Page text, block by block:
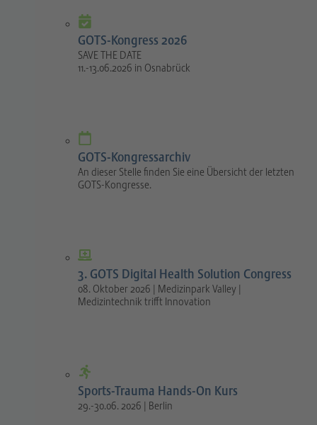
GOTS-Kongress 2026
SAVE THE DATE
11.-13.06.2026 in Osnabrück
GOTS-Kongressarchiv
An dieser Stelle finden Sie eine Übersicht der letzten
GOTS-Kongresse.
3. GOTS Digital Health Solution Congress
08. Oktober 2026 | Medizinpark Valley |
Medizintechnik trifft Innovation
Sports-Trauma Hands-On Kurs
29.-30.06. 2026 | Berlin